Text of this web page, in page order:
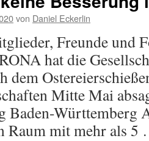
von Daniel Eckerlin
Freunde und
hat die
dem
Mitte Mai
Baden-Württemberg
Raum mit mehr als